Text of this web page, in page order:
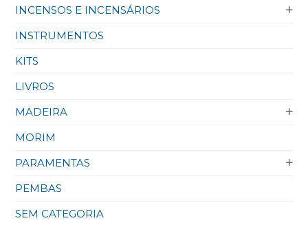
INCENSOS E INCENSÁRIOS
INSTRUMENTOS
KITS
LIVROS
MADEIRA
MORIM
PARAMENTAS
PEMBAS
SEM CATEGORIA